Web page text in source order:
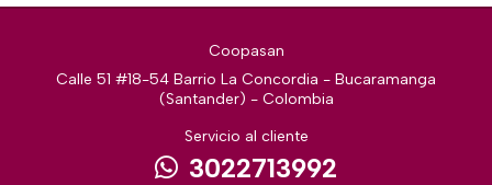
Coopasan
Calle 51 #18-54 Barrio La Concordia - Bucaramanga
(Santander) - Colombia
Servicio al cliente
3022713992